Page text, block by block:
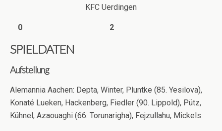
0 2
SPIELDATEN
Aufstellung
Alemannia Aachen: Depta, Winter, Pluntke (85. Yesilova),
Konaté Lueken, Hackenberg, Fiedler (90. Lippold), Pütz,
Kühnel, Azaouaghi (66. Torunarigha), Fejzullahu, Mickels